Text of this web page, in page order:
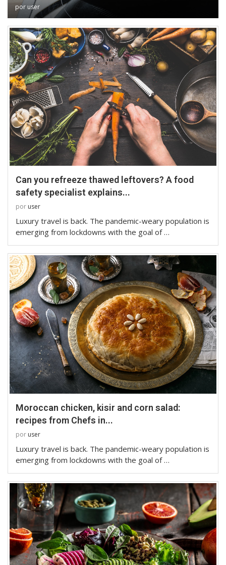
por user
Can you refreeze thawed leftovers? A food
safety specialist explains...
por user
Luxury travel is back. The pandemic-weary population is
emerging from lockdowns with the goal of …
Moroccan chicken, kisir and corn salad:
recipes from Chefs in...
por user
Luxury travel is back. The pandemic-weary population is
emerging from lockdowns with the goal of …